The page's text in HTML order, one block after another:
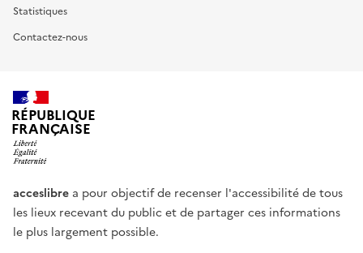
Statistiques
Contactez-nous
RÉPUBLIQUE
FRANÇAISE
acceslibre a pour objectif de recenser l'accessibilité de tous
les lieux recevant du public et de partager ces informations
le plus largement possible.